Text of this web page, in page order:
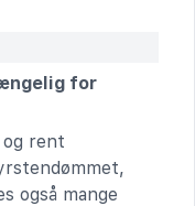
for
rent
også mange